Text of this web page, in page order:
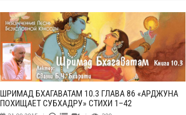
ШРИМАД БХАГАВАТАМ 10.3 ГЛАВА 86 «АРДЖУНА
ПОХИЩАЕТ СУБХАДРУ» СТИХИ 1–42